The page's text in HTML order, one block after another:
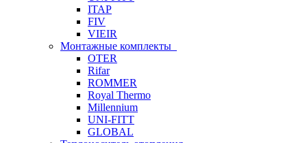
ITAP
FIV
VIEIR
Монтажные комплекты
OTER
Rifar
ROMMER
Royal Thermo
Millennium
UNI-FITT
GLOBAL